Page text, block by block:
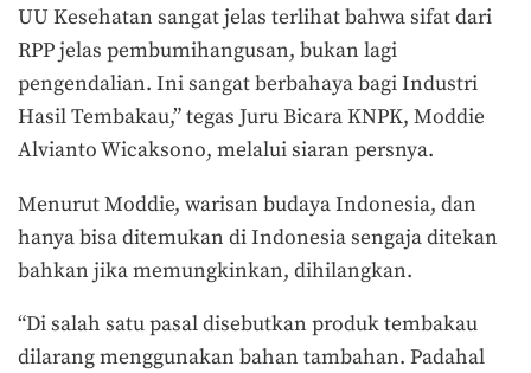
UU Kesehatan sangat jelas terlihat bahwa sifat dari
RPP jelas pembumihangusan, bukan lagi
pengendalian. Ini sangat berbahaya bagi Industri
Hasil Tembakau,” tegas Juru Bicara KNPK, Moddie
Alvianto Wicaksono, melalui siaran persnya.
Menurut Moddie, warisan budaya Indonesia, dan
hanya bisa ditemukan di Indonesia sengaja ditekan
bahkan jika memungkinkan, dihilangkan.
“Di salah satu pasal disebutkan produk tembakau
dilarang menggunakan bahan tambahan. Padahal